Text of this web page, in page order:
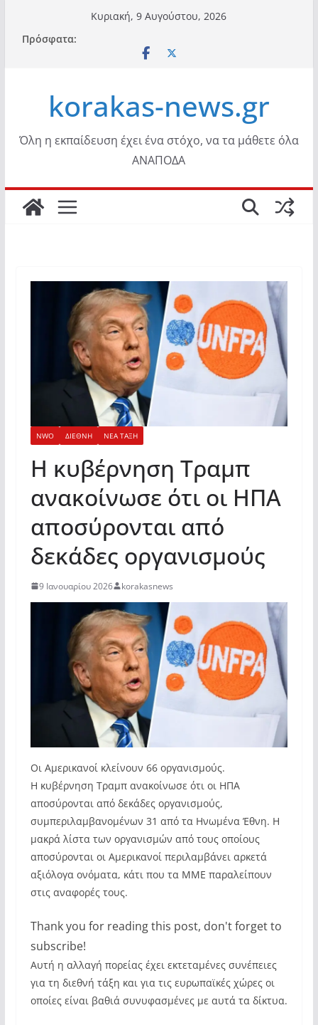
περιεχόμενο
Κυριακή, 9 Αυγούστου, 2026
Πρόσφατα:
korakas-news.gr
Όλη η εκπαίδευση έχει ένα στόχο, να τα μάθετε όλα
ΑΝΑΠΟΔΑ
NWO ΔΙΕΘΝΗ ΝΕΑ ΤΑΞΗ
Η κυβέρνηση Τραμπ
ανακοίνωσε ότι οι ΗΠΑ
αποσύρονται από
δεκάδες οργανισμούς
9 Ιανουαρίου 2026 korakasnews
Οι Αμερικανοί κλείνουν 66 οργανισμούς.
Η κυβέρνηση Τραμπ ανακοίνωσε ότι οι ΗΠΑ
αποσύρονται από δεκάδες οργανισμούς,
συμπεριλαμβανομένων 31 από τα Ηνωμένα Έθνη. Η
μακρά λίστα των οργανισμών από τους οποίους
αποσύρονται οι Αμερικανοί περιλαμβάνει αρκετά
αξιόλογα ονόματα, κάτι που τα MME παραλείπουν
στις αναφορές τους.
Thank you for reading this post, don't forget to
subscribe!
Aυτή η αλλαγή πορείας έχει εκτεταμένες συνέπειες
για τη διεθνή τάξη και για τις ευρωπαϊκές χώρες οι
οποίες είναι βαθιά συνυφασμένες με αυτά τα δίκτυα.